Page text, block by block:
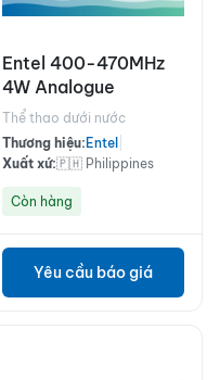
Entel 400-470MHz
4W Analogue
Thể thao dưới nước
Thương hiệu: Entel
Xuất xứ:🇵🇭 Philippines
Còn hàng
Yêu cầu báo giá